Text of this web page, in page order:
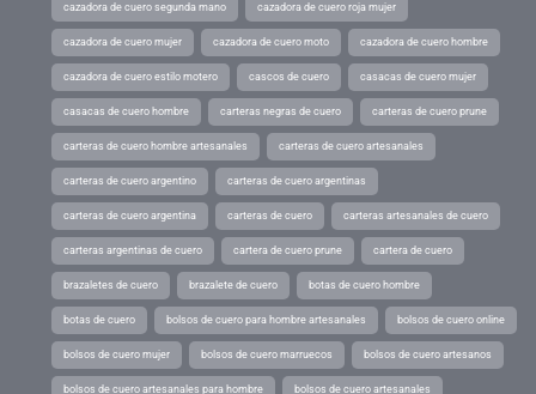
cazadora de cuero segunda mano cazadora de cuero roja mujer
cazadora de cuero mujer cazadora de cuero moto cazadora de cuero hombre
cazadora de cuero estilo motero cascos de cuero casacas de cuero mujer
casacas de cuero hombre carteras negras de cuero carteras de cuero prune
carteras de cuero hombre artesanales carteras de cuero artesanales
carteras de cuero argentino carteras de cuero argentinas
carteras de cuero argentina carteras de cuero carteras artesanales de cuero
carteras argentinas de cuero cartera de cuero prune cartera de cuero
brazaletes de cuero brazalete de cuero botas de cuero hombre
botas de cuero bolsos de cuero para hombre artesanales bolsos de cuero online
bolsos de cuero mujer bolsos de cuero marruecos bolsos de cuero artesanos
bolsos de cuero artesanales para hombre bolsos de cuero artesanales